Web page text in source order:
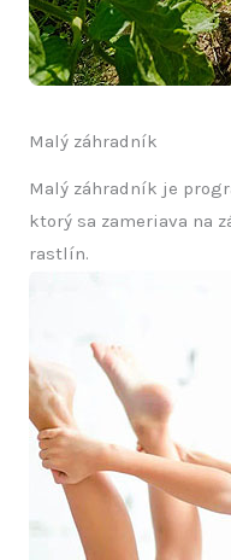
Malý záhradník
Malý záhradník je
ktorý sa zameriava na
rastlín.